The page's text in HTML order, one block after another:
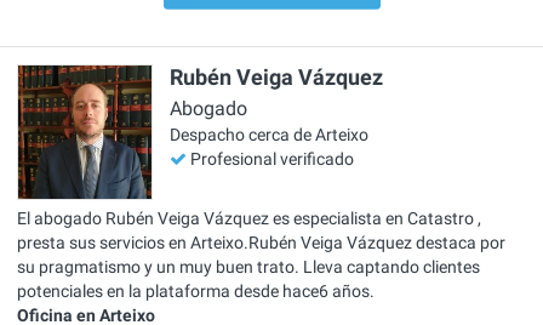
Rubén Veiga Vázquez
Abogado
Despacho cerca de Arteixo
Profesional verificado
El abogado Rubén Veiga Vázquez es especialista en Catastro ,
presta sus servicios en Arteixo.Rubén Veiga Vázquez destaca por
su pragmatismo y un muy buen trato. Lleva captando clientes
potenciales en la plataforma desde hace6 años.
Oficina en Arteixo